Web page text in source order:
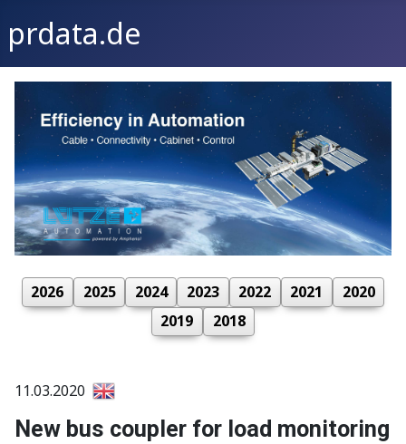
prdata.de
2026 2025 2024 2023 2022 2021
2020
2019
2018
11.03.2020
New bus coupler for load monitoring